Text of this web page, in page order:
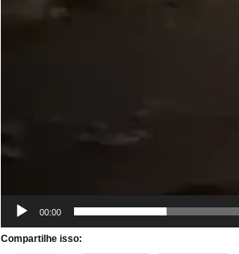
00:00
Compartilhe isso: